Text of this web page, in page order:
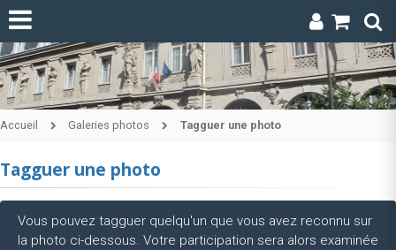
Accueil Galeries photos Tagguer une photo
Tagguer une photo
Vous pouvez tagguer quelqu'un que vous avez reconnu sur
la photo ci-dessous. Votre participation sera alors examinée